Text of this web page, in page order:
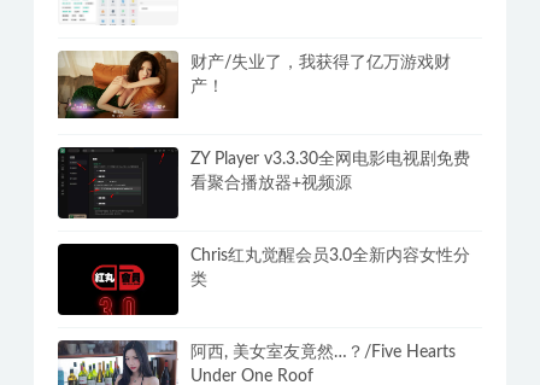
财产/失业了，我获得了亿万游戏财
产！
ZY Player v3.3.30全网电影电视剧免费
看聚合播放器+视频源
Chris红丸觉醒会员3.0全新内容女性分
类
阿西, 美女室友竟然…？/Five Hearts
Under One Roof